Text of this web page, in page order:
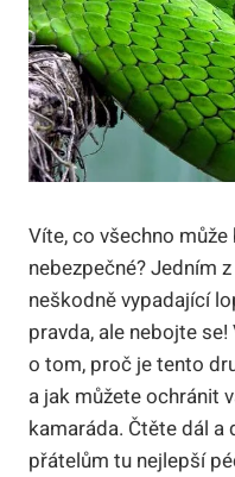
Víte, co všechno
nebezpečné? Jedním
neškodně vypadající
pravda, ale nebojte
o tom, proč je tento
a jak můžete ochránit
kamaráda. Čtěte dál
přátelům tu nejlepší